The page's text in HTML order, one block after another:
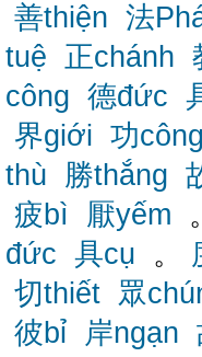
善thiện 法
tuệ 正chánh
công 德đức
界giới 功công
thù
勝thắng
疲bì
厭yếm
đức 具cụ 。
切thiết 眾
彼bỉ
岸ngạn